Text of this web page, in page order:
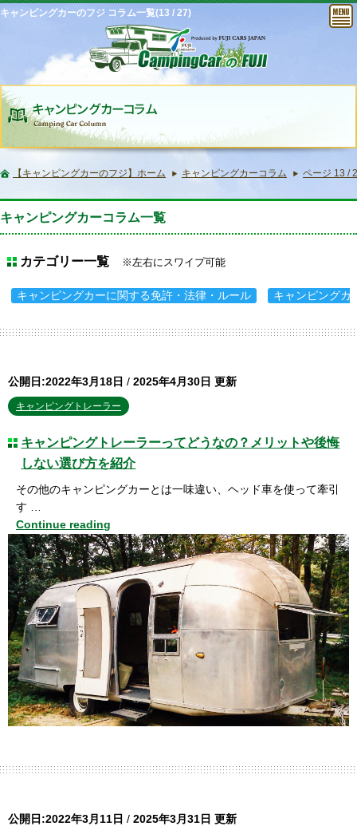
キャンピングカーのフジ コラム一覧(13 / 27)
【キャンピングカーのフジ】ホーム キャンピングカーコラム ページ 13 /
キャンピングカーコラム一覧
カテゴリー一覧 ※左右にスワイプ可能
キャンピングカーに関する免許・法律・ルール キャンピングカ
公開日:2022年3月18日 / 2025年4月30日 更新
キャンピングトレーラー
キャンピングトレーラーってどうなの？メリットや後悔
しない選び方を紹介
その他のキャンピングカーとは一味違い、ヘッド車を使って牽引
す …
Continue reading
公開日:2022年3月11日 / 2025年3月31日 更新